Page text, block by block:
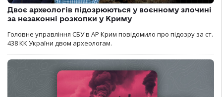
Двоє археологів підозрюються у воєнному злочині
за незаконні розкопки у Криму
Головне управління СБУ в АР Крим повідомило про підозру за ст.
438 КК України двом археологам.